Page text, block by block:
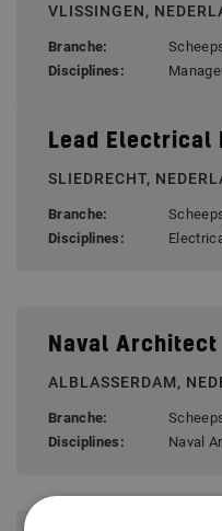
VLISSINGEN,
Branche:
Disciplines:
Lead Electrical
SLIEDRECHT,
Branche:
Disciplines:
Naval Architect
ALBLASSERDAM,
Branche:
Disciplines:
Naval